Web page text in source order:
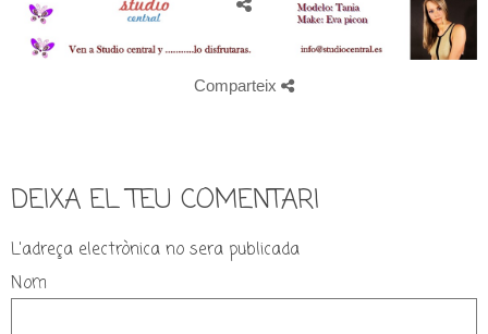
Comparteix
DEIXA EL TEU COMENTARI
L'adreça electrònica no sera publicada
Nom